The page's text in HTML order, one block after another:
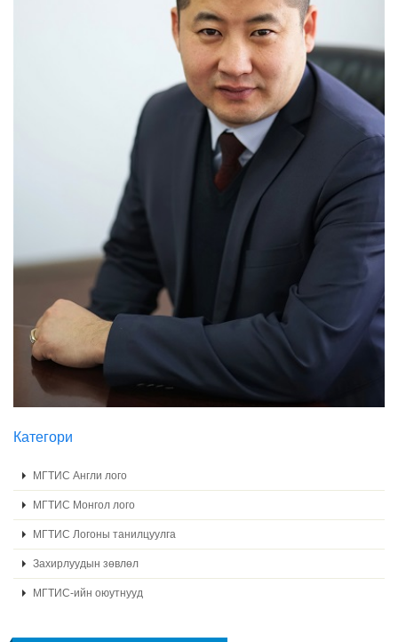
Категори
МГТИС Англи лого
МГТИС Монгол лого
МГТИС Логоны танилцуулга
Захирлуудын зөвлөл
МГТИС-ийн оюутнууд